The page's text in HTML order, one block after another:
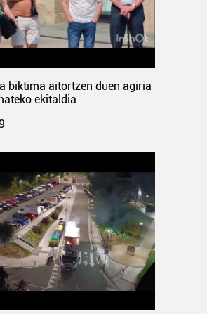
biktima aitortzen duen agiria
ekitaldia